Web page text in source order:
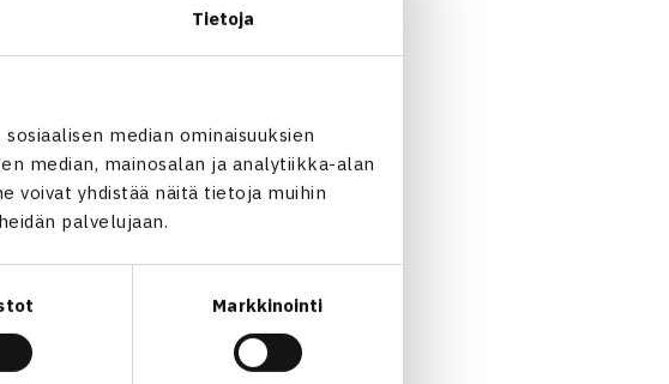
Tietoja
median ominaisuuksien
median, mainosalan ja analytiikka-alan
voivat yhdistää näitä tietoja muihin
palvelujaan.
Markkinointi